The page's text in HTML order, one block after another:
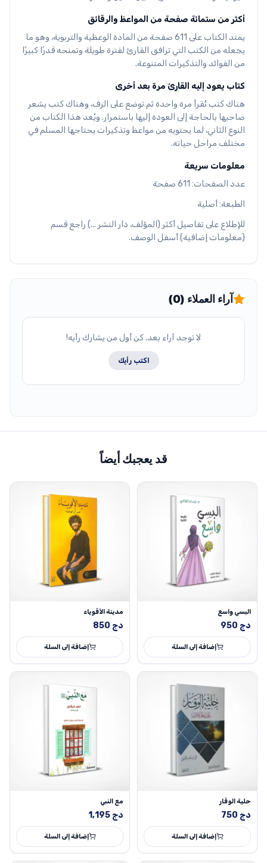
أكثر من ستمائة صفحة من المواعظ والرقائق
يمتد الكتاب على 611 صفحة من المادة الوعظية والتربوية، وهو ما
يجعله من الكتب التي ترافق القارئ لفترة طويلة وتمنحه قدرًا كبيرًا
من الفوائد والتذكيرات المتنوعة.
كتاب يعود إليه القارئ مرة بعد أخرى
هناك كتب تُقرأ مرة واحدة ثم توضع على الرف، وهناك كتب يشعر
صاحبها بالحاجة إلى العودة إليها باستمرار. ويُعد هذا الكتاب من
النوع الثاني، لما يحتويه من مواعظ وتذكيرات يحتاجها المسلم في
مختلف مراحل حياته.
معلومات سريعة
عدد الصفحات: 611 صفحة
الطبعة: أصلية
للإطلاع على تفاصيل أكثر (المؤلف، دار النشر ...) راجع قسم
(معلومات إضافية) أسفل الوصف.
آراء العملاء (0)
لا توجد آراء بعد. كن أول من يشارك رأيه!
اكتب رأيك
قد يعجبك أيضاً
البسي واسع
950 دج
إضافة إلى السلة
مدينة الأقوياء
850 دج
إضافة إلى السلة
حلية الوقار
750 دج
إضافة إلى السلة
مع النبي
1,195 دج
إضافة إلى السلة